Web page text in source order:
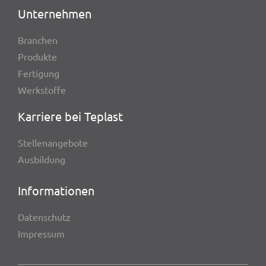
Unter­neh­men
Bran­chen
Produkte
Ferti­gung
Werk­stoffe
Karriere bei Teplast
Stel­len­an­ge­bote
Ausbil­dung
Infor­ma­tio­nen
Daten­schutz
Impres­sum